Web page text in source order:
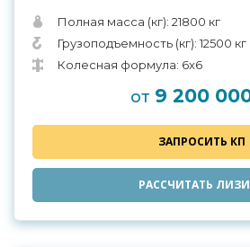
Полная масса (кг): 21800 кг
Грузоподъемность (кг): 12500 кг
Колесная формула: 6x6
от 9 200
ЗАПРОСИТЬ КП
РАССЧИТАТЬ